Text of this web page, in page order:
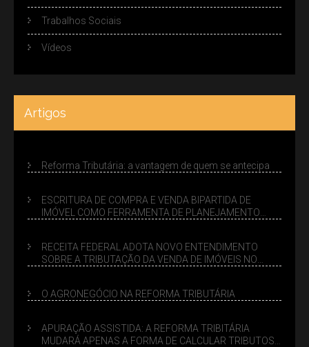
Trabalhos Sociais
Vídeos
Artigos
Reforma Tributária: a vantagem de quem se antecipa
ESCRITURA DE COMPRA E VENDA BIPARTIDA DE
IMÓVEL COMO FERRAMENTA DE PLANEJAMENTO
RECEITA FEDERAL ADOTA NOVO ENTENDIMENTO
SOBRE A TRIBUTAÇÃO DA VENDA DE IMÓVEIS NO
O AGRONEGÓCIO NA REFORMA TRIBUTÁRIA
APURAÇÃO ASSISTIDA: A REFORMA TRIBITÁRIA
MUDARÁ APENAS A FORMA DE CALCULAR TRIBUTOS